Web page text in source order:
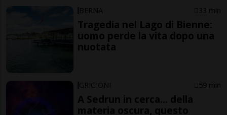
BERNA 33 min
Tragedia nel Lago di Bienne:
uomo perde la vita dopo una
nuotata
GRIGIONI 59 min
A Sedrun in cerca... della
materia oscura, questo